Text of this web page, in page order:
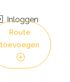
Inloggen
Route
toevoegen